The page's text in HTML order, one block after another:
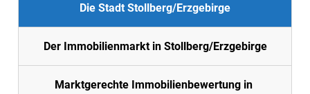
Die Stadt Stollberg/Erzgebirge
Der Immobilienmarkt in Stollberg/Erzgebirge
Marktgerechte Immobilienbewertung in